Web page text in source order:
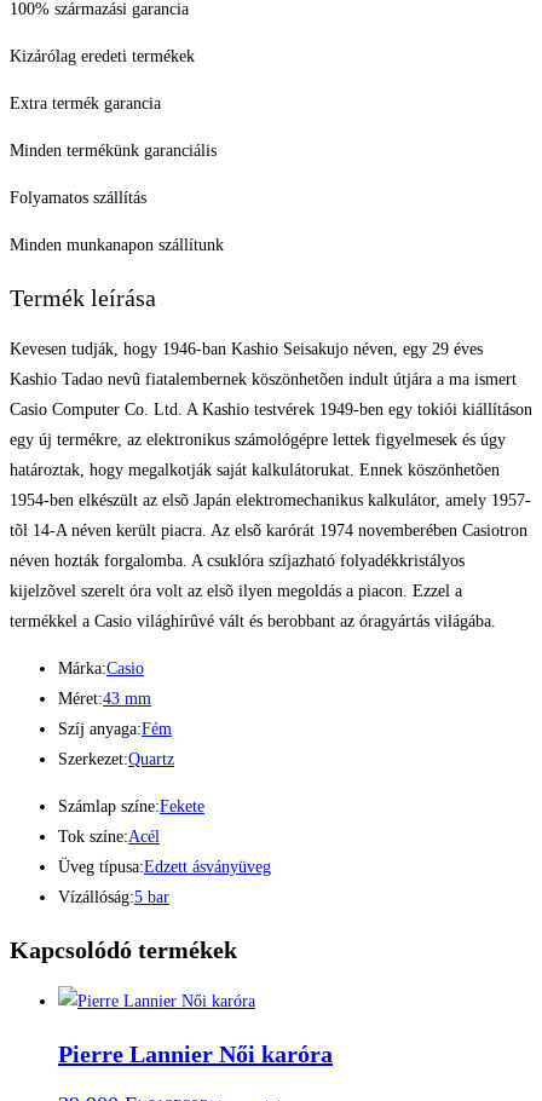
100% származási garancia
Kizárólag eredeti termékek
Extra termék garancia
Minden termékünk garanciális
Folyamatos szállítás
Minden munkanapon szállítunk
Termék leírása
Kevesen tudják, hogy 1946-ban Kashio Seisakujo néven, egy 29 éves
Kashio Tadao nevû fiatalembernek köszönhetõen indult útjára a ma ismert
Casio Computer Co. Ltd. A Kashio testvérek 1949-ben egy tokiói kiállításon
egy új termékre, az elektronikus számológépre lettek figyelmesek és úgy
határoztak, hogy megalkotják saját kalkulátorukat. Ennek köszönhetõen
1954-ben elkészült az elsõ Japán elektromechanikus kalkulátor, amely 1957-
tõl 14-A néven került piacra. Az elsõ karórát 1974 novemberében Casiotron
néven hozták forgalomba. A csuklóra szíjazható folyadékkristályos
kijelzõvel szerelt óra volt az elsõ ilyen megoldás a piacon. Ezzel a
termékkel a Casio világhírûvé vált és berobbant az óragyártás világába.
Márka:Casio
Méret:43 mm
Szíj anyaga:Fém
Szerkezet:Quartz
Számlap színe:Fekete
Tok színe:Acél
Üveg típusa:Edzett ásványüveg
Vízállóság:5 bar
Kapcsolódó termékek
Pierre Lannier Női karóra